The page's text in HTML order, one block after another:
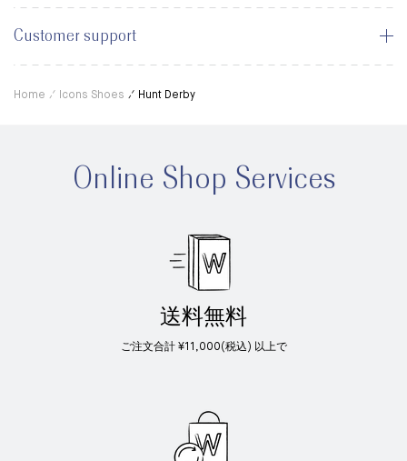
Customer support
Home Icons Shoes Hunt Derby
Online Shop Services
送料無料
ご注文合計 ¥11,000(税込) 以上で